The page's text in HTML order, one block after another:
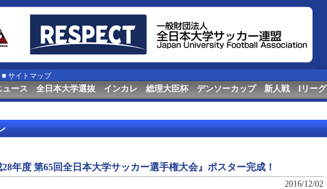
■ サイトマップ
ュース 全日本大学選抜 インカレ 総理大臣杯 デンソーカップ 新人戦 Iリーグ
28年度 第65回全日本大学サッカー選手権大会』ポスター完成！
2016/12/02